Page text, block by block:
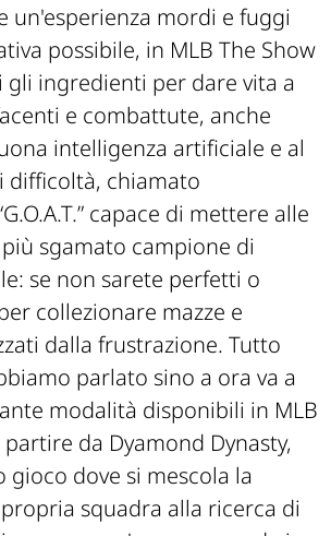
un'esperienza mordi e fuggi
possibile, in MLB The Show
gli ingredienti per dare vita a
e combattute, anche
intelligenza artificiale e al
difficoltà, chiamato
capace di mettere alle
sgamato campione di
se non sarete perfetti o
collezionare mazze e
dalla frustrazione. Tutto
parlato sino a ora va a
modalità disponibili in MLB
da Dyamond Dynasty,
gioco dove si mescola la
squadra alla ricerca di